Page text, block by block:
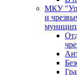
МКУ
и